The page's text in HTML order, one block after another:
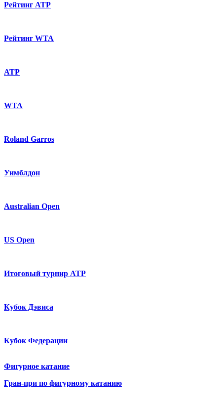
Рейтинг ATP
Рейтинг WTA
ATP
WTA
Roland Garros
Уимблдон
Australian Open
US Open
Итоговый турнир ATP
Кубок Дэвиса
Кубок Федерации
Фигурное катание
Гран-при по фигурному катанию